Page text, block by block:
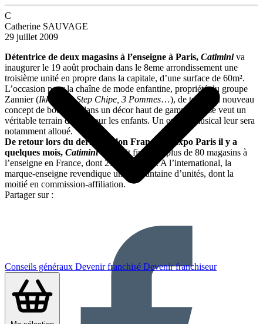
Conseils généraux Devenir franchisé Devenir franchiseur
C
Catherine SAUVAGE
29 juillet 2009
Détentrice de deux magasins à l’enseigne à Paris, Catimini va
inaugurer le 19 août prochain dans le 8eme arrondissement une
troisième unité en propre dans la capitale, d’une surface de 60m².
L’occasion pour la chaîne de mode enfantine, propriété du groupe
Zannier (Ikks, One Step Chipe, 3 Pommes…), de tester un nouveau
concept de boutique dans un décor haut de gamme qui se veut un
véritable terrain de jeu pour les enfants. Un espace musical leur sera
notamment alloué.
De retour lors du dernier salon Franchise Expo Paris il y a
quelques mois, Catiminiaffichait fin 2008 plus de 80 magasins à
l’enseigne en France, dont 25% d’affiliés. A l’international, la
marque-enseigne revendique une quarantaine d’unités, dont la
moitié en commission-affiliation.
Partager sur :